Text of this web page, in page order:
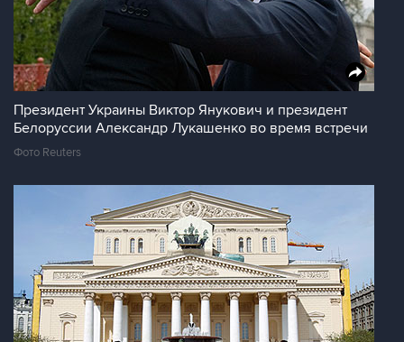
Президент Украины Виктор Янукович и президент
Белоруссии Александр Лукашенко во время встречи
Фото Reuters